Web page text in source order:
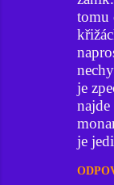
tomu
je
najde
je